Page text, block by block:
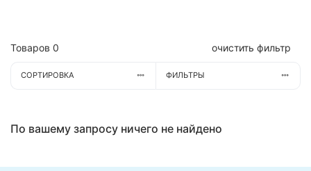
Товаров 0 очистить фильтр
СОРТИРОВКА ФИЛЬТРЫ
По вашему запросу ничего не найдено